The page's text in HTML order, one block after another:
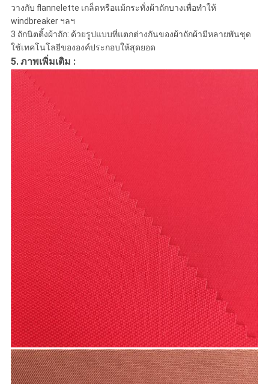
วางกับ flannelette เกล็ดหรือแม้กระทั่งผ้าถักบางเพื่อทำให้
windbreaker ฯลฯ
3 ถักนิตติ้งผ้าถัก: ด้วยรูปแบบที่แตกต่างกันของผ้าถักผ้ามีหลายพันชุด
ใช้เทคโนโลยีขององค์ประกอบให้สุดยอด
5.ภาพเพิ่มเติม :